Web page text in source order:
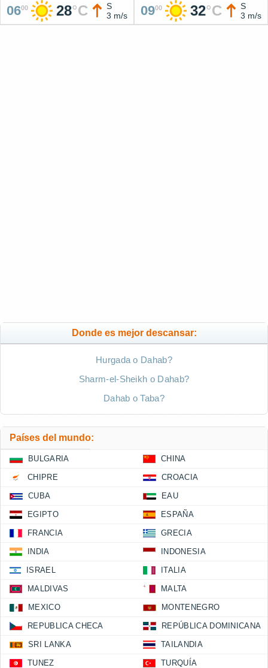
0600 28°C
S
3 m/s
0900 32°C
S
3 m/s
Donde es mejor descansar:
Hurgada o Dahab?
Sharm-el-Sheikh o Dahab?
Dahab o Taba?
Países del mundo:
BULGARIA CHINA
CHIPRE CROACIA
CUBA EAU
EGIPTO ESPAÑA
FRANCIA GRECIA
INDIA INDONESIA
ISRAEL ITALIA
MALDIVAS MALTA
MEXICO MONTENEGRO
REPUBLICA CHECA REPÚBLICA DOMINICANA
SRI LANKA TAILANDIA
TUNEZ TURQUÍA